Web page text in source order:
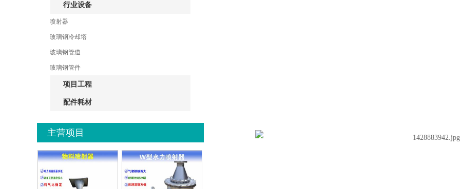
行业设备
喷射器
玻璃钢冷却塔
玻璃钢管道
玻璃钢管件
项目工程
配件耗材
主营项目